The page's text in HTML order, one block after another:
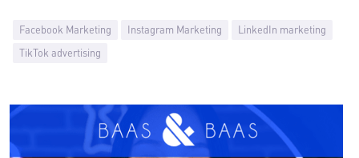
Facebook Marketing Instagram Marketing
LinkedIn marketing
TikTok advertising